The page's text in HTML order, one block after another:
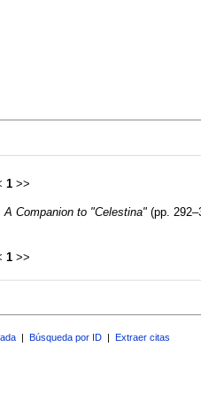
1>>
A Companion to "Celestina"(pp.
1>>
| Búsqueda por ID | Extraer citas